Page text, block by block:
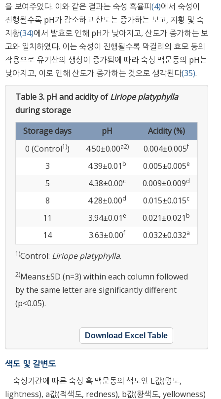
을 보여주었다. 이와 같은 결과는 숙성 흑율피(4)에서 숙성이
진행될수록 pH가 감소하고 산도는 증가하는 보고, 지황 및 숙
지황(34)에서 발효로 인해 pH가 낮아지고, 산도가 증가하는 보
고와 일치하였다. 이는 숙성이 진행될수록 막걸리의 효모 등의
작용으로 유기산의 생성이 증가됨에 따라 숙성 맥문동의 pH는
낮아지고, 이로 인해 산도가 증가하는 것으로 생각된다(35).
Table 3. pH and acidity ofLiriope platyphylla
during storage
Storage days
pH
Acidity (%)
0 (Control1)) 4.50±0.00a2) 0.004±0.005f
3 4.39±0.01 b 0.005±0.005e
5 4.38±0.00c 0.009±0.009d
8 4.28±0.00d 0.015±0.015c
11 3.94±0.01 e 0.021±0.021 b
14 3.63±0.00f 0.032±0.032a
1)Control: Liriope platyphylla.
2)Means±SD (n=3) within each column followed
by the same letter are significantly different
(p<0.05).
Download Excel Table
색도 및 갈변도
숙성기간에 따른 숙성 흑 맥문동의 색도인 L값(명도,
lightness), a값(적색도, redness), b값(황색도, yellowness)